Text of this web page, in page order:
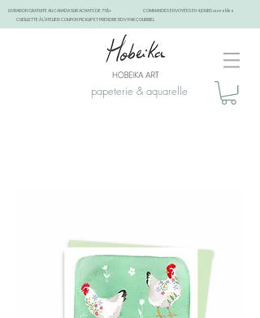
LIVRAISON GRATUITE AU CANADA SUR ACHATS DE 75$+
COMMANDES ENVOYÉES EN 4 JOURS ouvrables
CUEILLETTE À L'ATELIER: COUPON PICKUP ET PRENDRE RDV PAR COURRIEL
papeterie & aquarelle